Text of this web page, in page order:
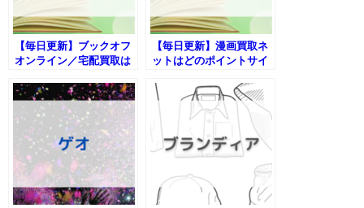
【毎日更新】ブックオフ
オンライン／宅配買取は
が一番お得か！
【毎日更新】漫画買取ネ
ットはどのポイントサイ